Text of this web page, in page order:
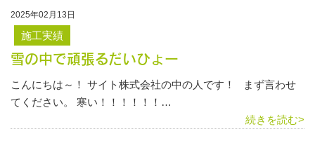
2025年02月13日
施工実績
雪の中で頑張るだいひょー
こんにちは～！ サイト株式会社の中の人です！ まず言わせ
てください。 寒い！！！！！！…
続きを読む>